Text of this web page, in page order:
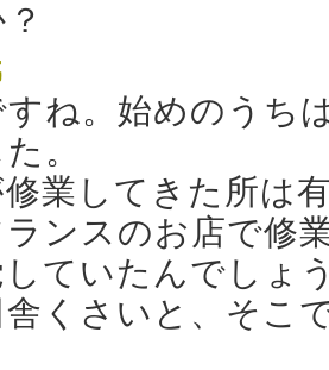
すね。始めのうち
。
修業してきた所は
ンスのお店で修
していたんでしょ
舎くさいと、そこ